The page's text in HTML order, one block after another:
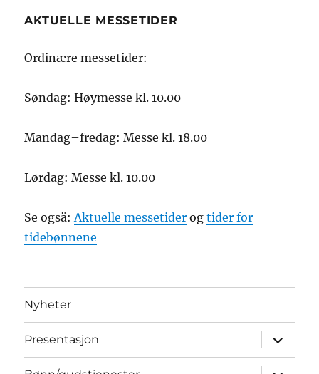
AKTUELLE MESSETIDER
Ordinære messetider:
Søndag: Høymesse kl. 10.00
Mandag–fredag: Messe kl. 18.00
Lørdag: Messe kl. 10.00
Se også: Aktuelle messetider ogtider for
tidebønnene
Nyheter
Presentasjon
Utvid
Utvid